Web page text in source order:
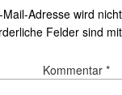
Mail-Adresse wird
Felder sind mit
Kommentar *